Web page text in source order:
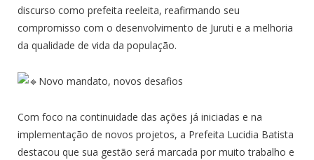
discurso como prefeita reeleita, reafirmando seu
compromisso com o desenvolvimento de Juruti e a melhoria
da qualidade de vida da população.
Novo mandato, novos desafios
Com foco na continuidade das ações já iniciadas e na
implementação de novos projetos, a Prefeita Lucidia Batista
destacou que sua gestão será marcada por muito trabalho e